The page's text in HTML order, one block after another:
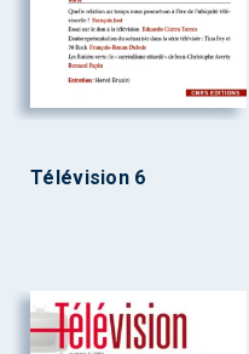
Télévision 6